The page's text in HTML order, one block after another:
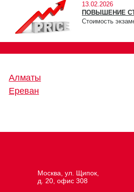
13.02.2026
ПОВЫШЕНИЕ
Стоимость
Алматы
Ереван
Москва, ул. Щипок,
д. 20, офис 308